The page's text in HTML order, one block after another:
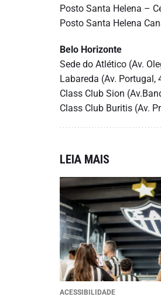
Posto Santa Helena –
Posto Santa Helena
Belo Horizonte
Sede do Atlético (Av.
Labareda (Av. Portugal,
Class Club Sion
Class Club Buritis (Av.
LEIA MAIS
ACESSIBILIDADE